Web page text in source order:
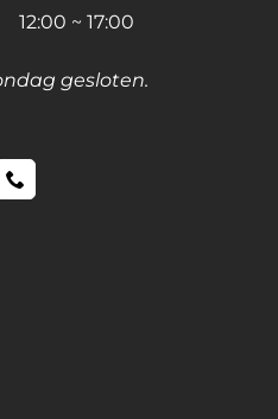
12:00 ~ 17:00
gesloten.